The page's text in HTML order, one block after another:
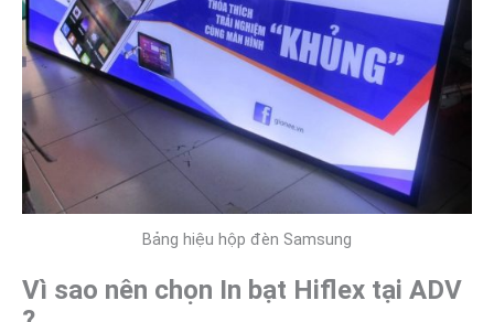
Bảng hiệu hộp đèn Samsung
Vì sao nên chọn In bạt Hiflex tại ADV